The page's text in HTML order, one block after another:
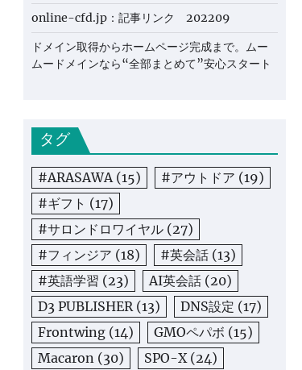
online-cfd.jp：記事リンク 202209
ドメイン取得からホームページ完成まで。ムー
ムードメインなら“全部まとめて”安心スタート
タグ
#ARASAWA(15) #アウトドア (19)
#ギフト (17)
#サロンドロワイヤル (27)
#フィンジア (18) #英会話 (13)
#英語学習 (23) AI英会話 (20)
D3 PUBLISHER(13) DNS設定 (17)
Frontwing (14) GMOペパボ (15)
Macaron (30) SPO-X(24)